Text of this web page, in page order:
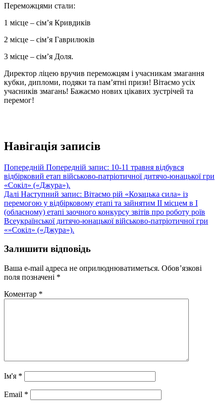
Переможцями стали:
1 місце – сімʼя Кривдиків
2 місце – сімʼя Гаврилюків
3 місце – сімʼя Доля.
Директор ліцею вручив переможцям і учасникам змагання
кубки, дипломи, подяки та памʼятні призи! Вітаємо усіх
учасників змагань! Бажаємо нових цікавих зустрічей та
перемог!
Навігація записів
Попередній Попередній запис: 10-11 травня відбувся
відбірковий етап військово-патріотичної дитячо-юнацької гри
«Сокіл» («Джура»).
Далі Наступний запис: Вітаємо рій «Козацька сила» із
перемогою у відбірковому етапі та зайнятим ІІ місцем в І
(обласному) етапі заочного конкурсу звітів про роботу роїв
Всеукраїнської дитячо-юнацької військово-патріотичної гри
«»Сокіл» («Джура»).
Залишити відповідь
Ваша e-mail адреса не оприлюднюватиметься. Обов’язкові
поля позначені *
Коментар *
Ім'я *
Email *